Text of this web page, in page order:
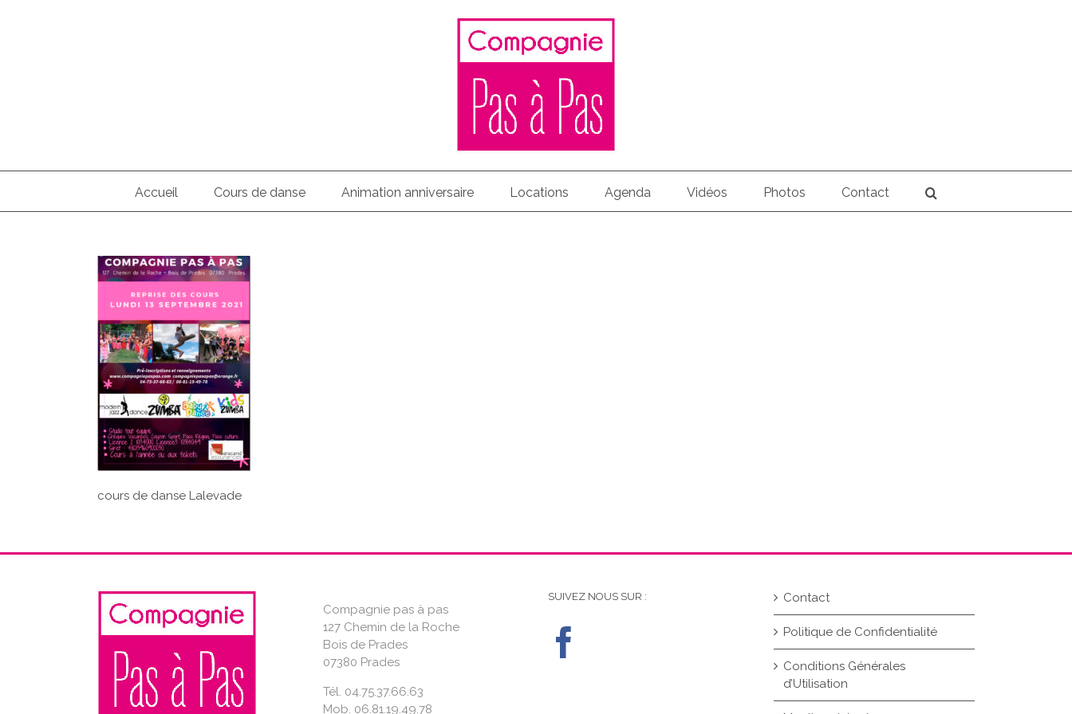
Accueil Cours de danse Animation anniversaire Locations Agenda Vidéos Photos Contact
cours de danse Lalevade
Compagnie pas à pas
127 Chemin de la Roche
Bois de Prades
07380 Prades
Tél. 04.75.37.66.63
Mob. 06.81.19.49.78
SUIVEZ NOUS SUR : Contact
Politique de Confidentialité
Conditions Générales
d’Utilisation